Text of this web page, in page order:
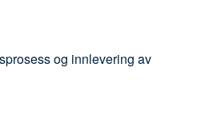
og innlevering av